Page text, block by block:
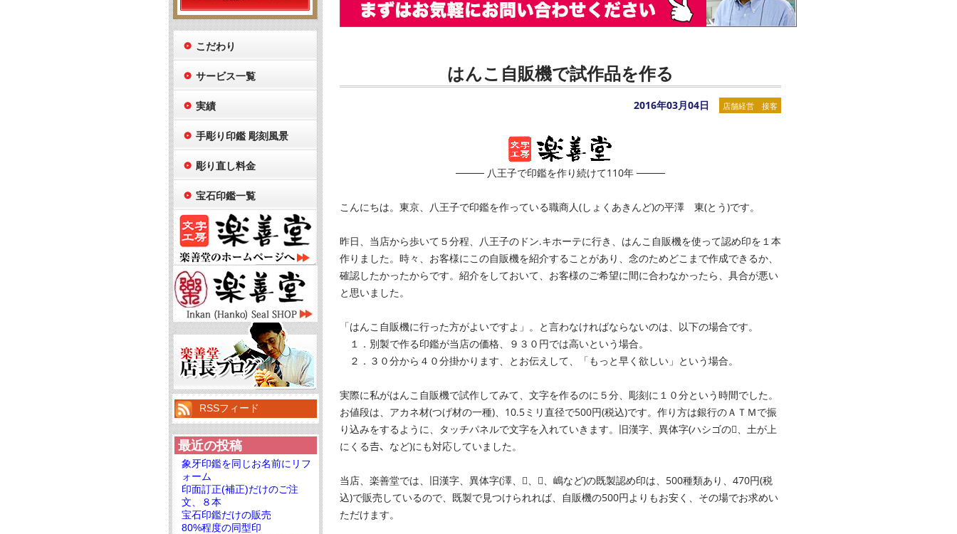
はんこ自販機で試作品を作る
2016年03月04日 店舗経営 接客
──── 八王子で印鑑を作り続けて110年 ────
こんにちは。東京、八王子で印鑑を作っている職商人(しょくあきんど)の平澤 東(とう)です。
昨日、当店から歩いて５分程、八王子のドン.キホーテに行き、はんこ自販機を使って認め印を１本
作りました。時々、お客様にこの自販機を紹介することがあり、念のためどこまで作成できるか、
確認したかったからです。紹介をしておいて、お客様のご希望に間に合わなかったら、具合が悪い
と思いました。
「はんこ自販機に行った方がよいですよ」。と言わなければならないのは、以下の場合です。
１．別製で作る印鑑が当店の価格、９３０円では高いという場合。
２．３０分から４０分掛かります、とお伝えして、「もっと早く欲しい」という場合。
実際に私がはんこ自販機で試作してみて、文字を作るのに５分、彫刻に１０分という時間でした。
お値段は、アカネ材(つげ材の一種)、10.5ミリ直径で500円(税込)です。作り方は銀行のＡＴＭで振
り込みをするように、タッチパネルで文字を入れていきます。旧漢字、異体字(ハシゴの、土が上
にくる𠮷、など)にも対応していました。
当店、楽善堂では、旧漢字、異体字(澤、、、嶋など)の既製認め印は、500種類あり、470円(税
込)で販売しているので、既製で見つけられれば、自販機の500円よりもお安く、その場でお求めい
ただけます。
こだわり
サービス一覧
実績
手彫り印鑑 彫刻風景
彫り直し料金
宝石印鑑一覧
RSSフィード
最近の投稿
象牙印鑑を同じお名前にリフ
ォーム
印面訂正(補正)だけのご注
文、８本
宝石印鑑だけの販売
80%程度の同型印